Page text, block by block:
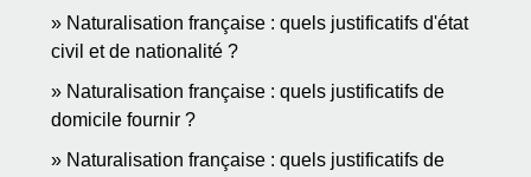
Naturalisation française : quels justificatifs d'état
civil et de nationalité ?
Naturalisation française : quels justificatifs de
domicile fournir ?
Naturalisation française : quels justificatifs de